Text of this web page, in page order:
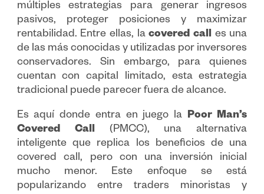
múltiples estrategias para generar ingresos
pasivos, proteger posiciones y maximizar
rentabilidad. Entre ellas, lacovered call es una
de las más conocidas y utilizadas por inversores
conservadores. Sin embargo, para quienes
cuentan con capital limitado, esta estrategia
tradicional puede parecer fuera de alcance.
Es aquí donde entra en juego la Poor Man’s
Covered Call (PMCC), una alternativa
inteligente que replica los beneficios de una
covered call, pero con una inversión inicial
mucho menor. Este enfoque se está
popularizando entre traders minoristas y